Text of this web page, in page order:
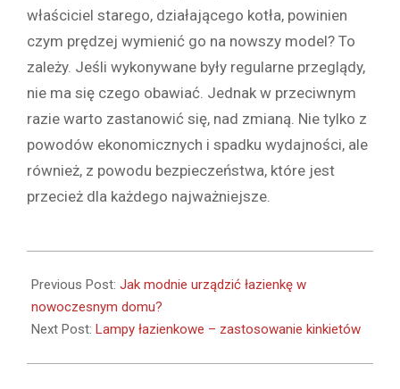
właściciel starego, działającego kotła, powinien
czym prędzej wymienić go na nowszy model? To
zależy. Jeśli wykonywane były regularne przeglądy,
nie ma się czego obawiać. Jednak w przeciwnym
razie warto zastanowić się, nad zmianą. Nie tylko z
powodów ekonomicznych i spadku wydajności, ale
również, z powodu bezpieczeństwa, które jest
przecież dla każdego najważniejsze.
08-
23
Previous Post: Jak modnie urządzić łazienkę w
nowoczesnym domu?
Next Post: Lampy łazienkowe – zastosowanie kinkietów